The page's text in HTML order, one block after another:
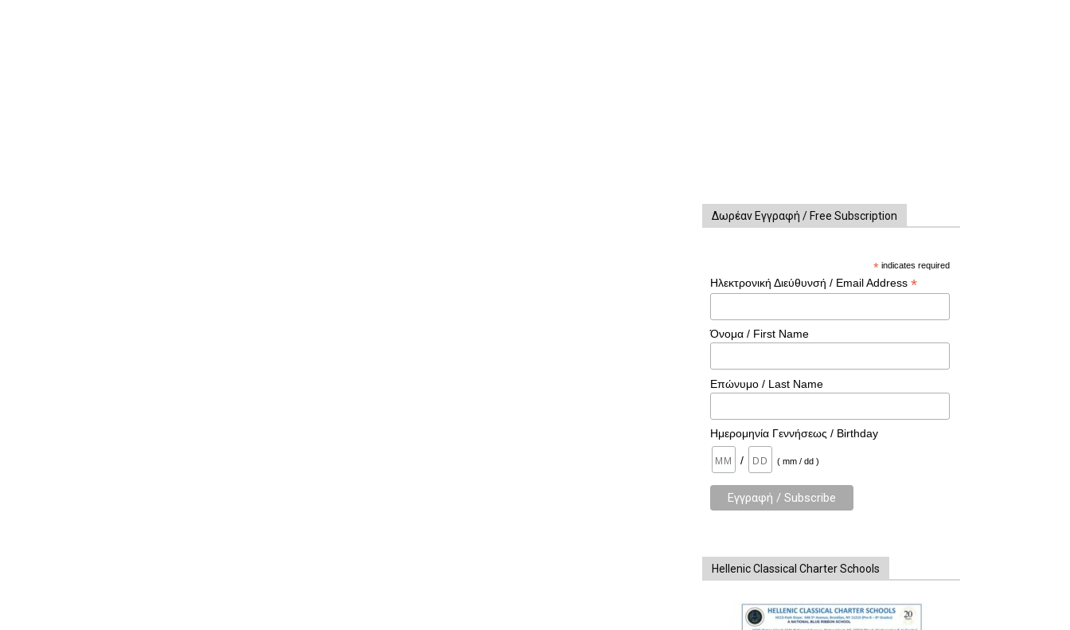
Δωρέαν Εγγραφή / Free Subscription
* indicates required
Ηλεκτρονική Διεύθυνσή / Email Address *
Όνομα / First Name
Επώνυμο / Last Name
Ημερομηνία Γεννήσεως / Birthday
/ ( mm / dd )
Hellenic Classical Charter Schools